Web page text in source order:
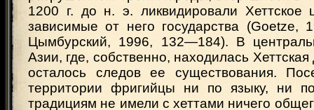
1200 г. до н. э. ликвидировали Хеттское
зависимые от него государства (Goetze,
Цымбурский, 1996, 132—184). В
Азии, где, собственно, находилась
осталось следов ее существования.
территории фригийцы ни по языку, ни
традициям не имели с хеттами ничего